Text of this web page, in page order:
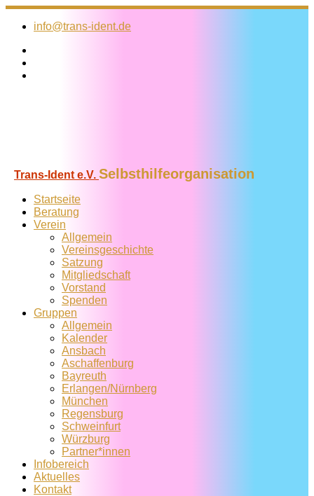
Zum
Inhalt
info@trans-ident.de
Trans-Ident e.V. Selbsthilfeorganisation
Startseite
Beratung
Verein
Allgemein
Vereins­geschichte
Satzung
Mitglied­schaft
Vorstand
Spenden
Gruppen
Allgemein
Kalender
Ansbach
Aschaffenburg
Bayreuth
Erlangen/Nürnberg
München
Regensburg
Schweinfurt
Würzburg
Partner*innen
Infobereich
Aktuelles
Kontakt